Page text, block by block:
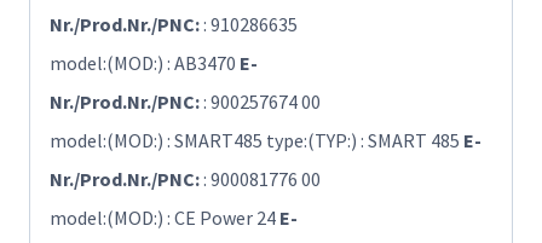
Nr./Prod.Nr./PNC:: 910286635
model:(MOD:) : AB3470 E-
Nr./Prod.Nr./PNC:: 900257674 00
model:(MOD:) : SMART485 type:(TYP:) : SMART 485 E-
Nr./Prod.Nr./PNC:: 900081776 00
model:(MOD:) : CE Power 24 E-